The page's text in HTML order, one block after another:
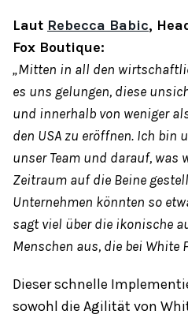
Laut Rebecca Babic,
Fox Boutique:
„Mitten in all den
es uns gelungen, diese
und innerhalb von weniger
den USA zu eröffnen. Ich
unser Team und darauf, was
Zeitraum auf die Beine
Unternehmen könnten so
sagt viel über die ikonische
Menschen aus, die bei White
Dieser schnelle
sowohl die Agilität von